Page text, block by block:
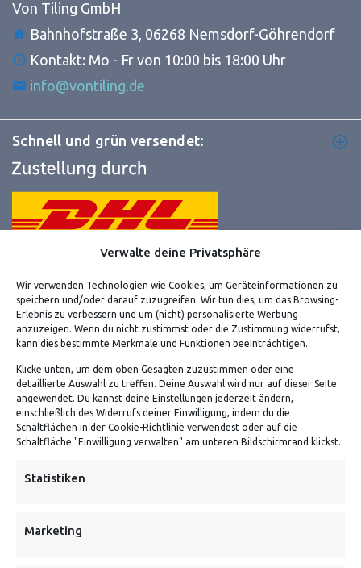
Verwalte deine Privatsphäre
Wir verwenden Technologien wie Cookies, um Geräteinformationen zu
speichern und/oder darauf zuzugreifen. Wir tun dies, um das Browsing-
Erlebnis zu verbessern und um (nicht) personalisierte Werbung
anzuzeigen. Wenn du nicht zustimmst oder die Zustimmung widerrufst,
kann dies bestimmte Merkmale und Funktionen beeinträchtigen.
Klicke unten, um dem oben Gesagten zuzustimmen oder eine
detaillierte Auswahl zu treffen. Deine Auswahl wird nur auf dieser Seite
angewendet. Du kannst deine Einstellungen jederzeit ändern,
einschließlich des Widerrufs deiner Einwilligung, indem du die
Schaltflächen in der Cookie-Richtlinie verwendest oder auf die
Schaltfläche "Einwilligung verwalten" am unteren Bildschirmrand klickst.
Statistiken
Marketing
Von Tiling GmbH
Bahnhofstraße 3, 06268 Nemsdorf-Göhrendorf
Kontakt: Mo - Fr von 10:00 bis 18:00 Uhr
info@vontiling.de
Schnell und grün versendet:
VERSANDKOSTENHINWEIS: